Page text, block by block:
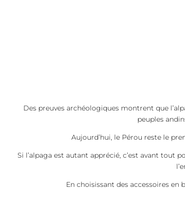
Des preuves archéologiques montrent que
peuples
Aujourd’hui, le Pérou reste le
Si l’alpaga est autant apprécié, c’est avant tout
En choisissant des accessoires en